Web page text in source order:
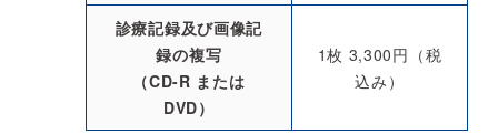
診療記録及び画像記
録の複写
（CD-R または
DVD）
1枚 3,300円（税
込み）